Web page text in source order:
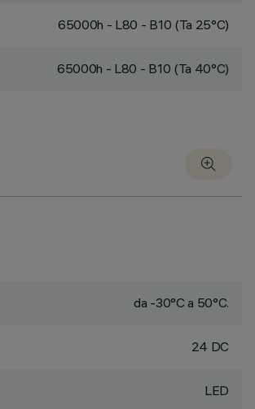
65000h - L80 - B10 (Ta 25°C)
65000h - L80 - B10 (Ta 40°C)
da -30°C a 50°C.
24 DC
LED